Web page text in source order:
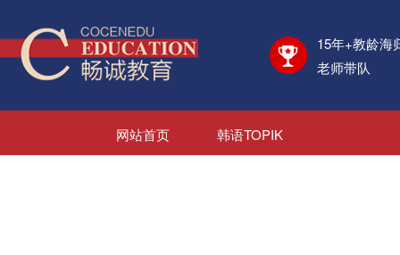
15年+教龄海
老师带队
网站首页 韩语TOPIK